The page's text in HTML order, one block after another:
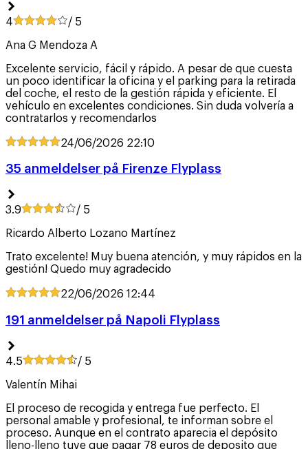
4 / 5
Ana G Mendoza A
Excelente servicio, fácil y rápido. A pesar de que cuesta
un poco identificar la oficina y el parking para la retirada
del coche, el resto de la gestión rápida y eficiente. El
vehículo en excelentes condiciones. Sin duda volvería a
contratarlos y recomendarlos
24/06/2026 22:10
35 anmeldelser på Firenze Flyplass
3.9 / 5
Ricardo Alberto Lozano Martínez
Trato excelente! Muy buena atención, y muy rápidos en la
gestión! Quedo muy agradecido
22/06/2026 12:44
191 anmeldelser på Napoli Flyplass
4.5 / 5
Valentín Mihai
El proceso de recogida y entrega fue perfecto. El
personal amable y profesional, te informan sobre el
proceso. Aunque en el contrato aparecia el depósito
lleno-lleno tuve que pagar 78 euros de deposito que